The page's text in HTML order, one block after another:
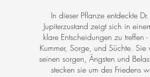
In dieser Pflanze entdeckte
Jupiterzustand zeigt sich in
klare Entscheidungen zu
Kummer, Sorge, und Süchte.
seinen sorgen, Ängsten und
stecken sie um des Friedens